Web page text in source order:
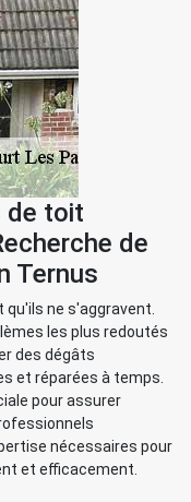
de toit
de
Ternus
ne s'aggravent.
les plus redoutés
des dégâts
et réparées à temps.
pour assurer
nécessaires pour
et efficacement.